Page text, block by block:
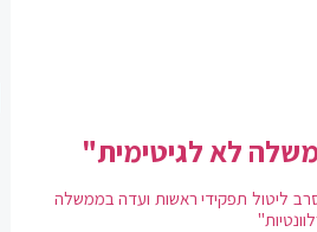
לא לגיטימית"
ליטול תפקידי ראשות ועדה בממשלה